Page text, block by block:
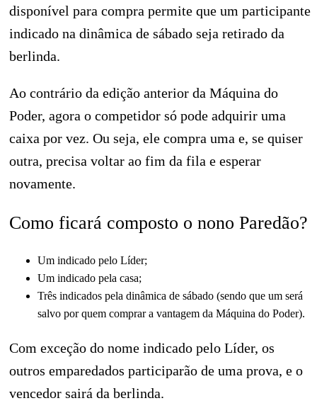
disponível para compra permite que um participante
indicado na dinâmica de sábado seja retirado da
berlinda.
Ao contrário da edição anterior da Máquina do
Poder, agora o competidor só pode adquirir uma
caixa por vez. Ou seja, ele compra uma e, se quiser
outra, precisa voltar ao fim da fila e esperar
novamente.
Como ficará composto o nono Paredão?
Um indicado pelo Líder;
Um indicado pela casa;
Três indicados pela dinâmica de sábado (sendo que um será
salvo por quem comprar a vantagem da Máquina do Poder).
Com exceção do nome indicado pelo Líder, os
outros emparedados participarão de uma prova, e o
vencedor sairá da berlinda.